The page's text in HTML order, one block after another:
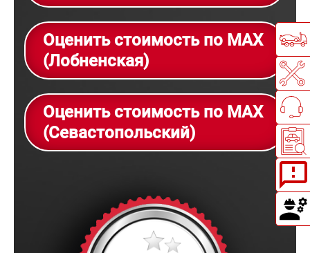
Оценить стоимость по MAX
(Лобненская)
Оценить стоимость по MAX
(Севастопольский)